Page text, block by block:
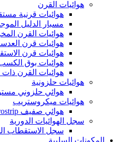
هوائيات القرن
هوائيات قرنية
مسبار الدليل
هوائيات القرن
هوائيات قرن
هوائيات قرن
هوائيات بوق
هوائيات القرن
هوائيات حلزونية
هوائي حلزوني
هوائيات ميكروستريب
هوائي صفيف Microstrip
سجل الهوائيات الدورية
سجل الاستقطاب
المكونات السلبية